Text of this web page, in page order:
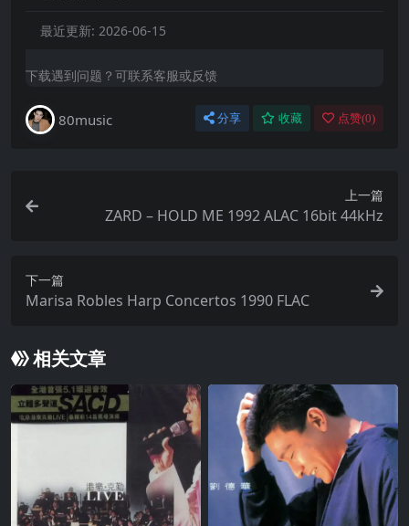
最近更新: 2026-06-15
下载遇到问题？可联系客服或反馈
80music 分享 收藏 点赞(0)
上一篇
ZARD – HOLD ME 1992 ALAC 16bit 44kHz
下一篇
Marisa Robles Harp Concertos 1990 FLAC
相关文章